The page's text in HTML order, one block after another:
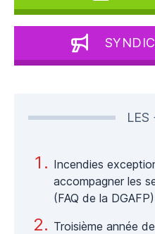
LES
Incendies
accompagner les
(FAQ de la DGAFP)
Troisième année